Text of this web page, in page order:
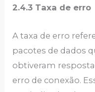
2.4.3 Taxa de erro
A taxa de erro
pacotes de dados
obtiveram
erro de conexão.